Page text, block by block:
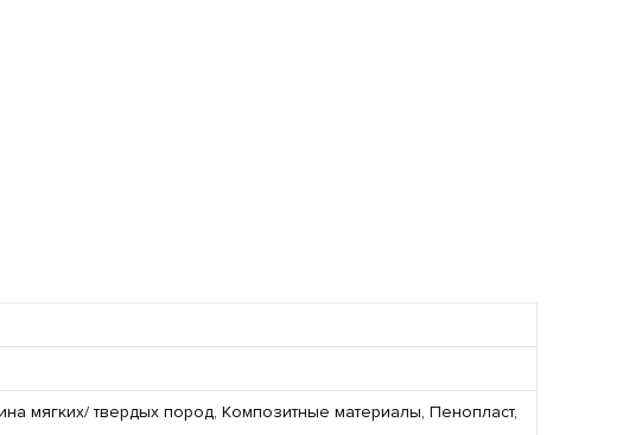
мягких/ твердых пород, Композитные материалы, Пенопласт,